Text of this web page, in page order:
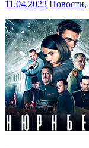
11.04.2023 Новости,